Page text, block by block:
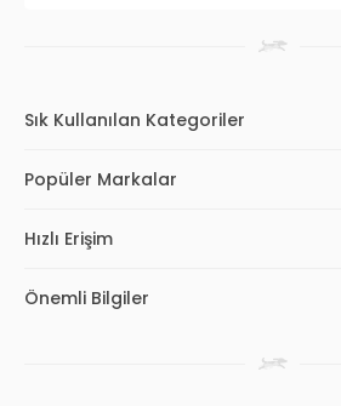
Sık Kullanılan Kategoriler
Popüler Markalar
Hızlı Erişim
Önemli Bilgiler